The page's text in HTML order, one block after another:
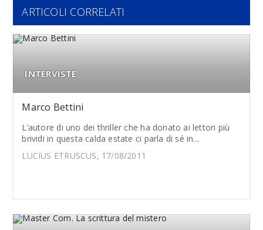
ARTICOLI CORRELATI
INTERVISTE
Marco Bettini
L’autore di uno dei thriller che ha donato ai lettori più
brividi in questa calda estate ci parla di sé in...
LUCIUS ETRUSCUS, 17/08/2011